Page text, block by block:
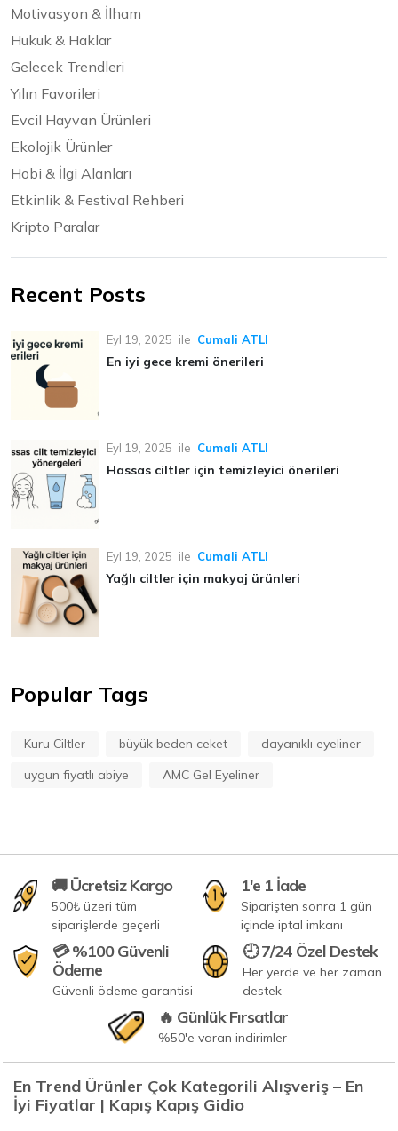
Motivasyon & İlham
Hukuk & Haklar
Gelecek Trendleri
Yılın Favorileri
Evcil Hayvan Ürünleri
Ekolojik Ürünler
Hobi & İlgi Alanları
Etkinlik & Festival Rehberi
Kripto Paralar
Recent Posts
Eyl 19, 2025 ile Cumali ATLI
En iyi gece kremi önerileri
Eyl 19, 2025 ile Cumali ATLI
Hassas ciltler için temizleyici önerileri
Eyl 19, 2025 ile Cumali ATLI
Yağlı ciltler için makyaj ürünleri
Popular Tags
Kuru Ciltler büyük beden ceket
dayanıklı eyeliner
uygun fiyatlı abiye
AMC Gel Eyeliner
🚚 Ücretsiz Kargo
500₺ üzeri tüm
siparişlerde geçerli
1'e 1 İade
Siparişten sonra 1 gün
içinde iptal imkanı
💳 %100 Güvenli
Ödeme
Güvenli ödeme garantisi
🕘 7/24 Özel Destek
Her yerde ve her zaman
destek
🔥 Günlük Fırsatlar
%50'e varan indirimler
En Trend Ürünler Çok Kategorili Alışveriş – En
İyi Fiyatlar | Kapış Kapış Gidio